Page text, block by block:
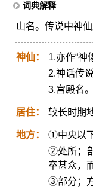
词典解释
山名。传说中神
神仙：
1.亦作“神
2.神话传
3.宫殿名。
居住： 较长时期
地方：
①中央以
②处所；
卒甚众，
③部分；